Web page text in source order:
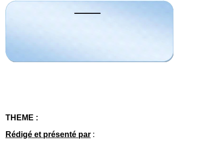
THEME :
Rédigé et présenté par :